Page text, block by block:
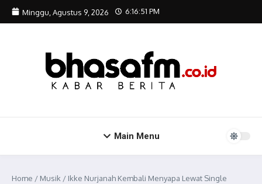
Lewati ke konten
Minggu, Agustus 9, 2026 6:16:52 PM
Main Menu
Home / Musik / Ikke Nurjanah Kembali Menyapa Lewat Single